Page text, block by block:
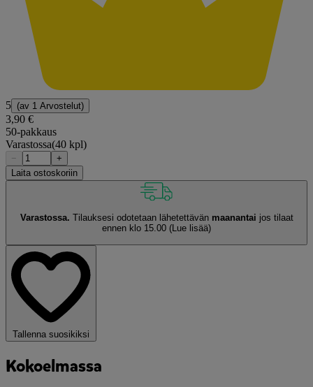
5 (av 1 Arvostelut)
3,90 €
50-pakkaus
Varastossa(40 kpl)
−
+
Laita ostoskoriin
Varastossa. Tilauksesi odotetaan lähetettävän maanantai jos tilaat
ennen klo 15.00 (Lue lisää)
Tallenna suosikiksi
Kokoelmassa